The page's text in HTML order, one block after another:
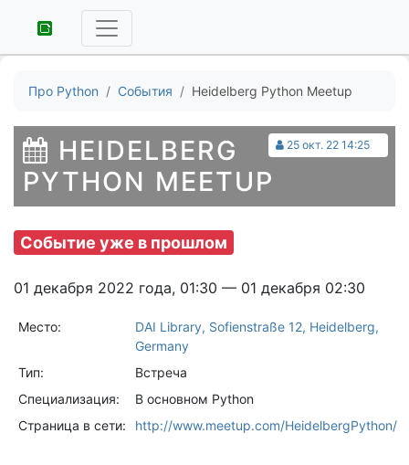
Про Python События Heidelberg Python Meetup
25 окт. 22 14:25
HEIDELBERG
PYTHON MEETUP
Событие уже в прошлом
01 декабря 2022 года, 01:30 — 01 декабря 02:30
Место:
DAI Library, Sofienstraße 12, Heidelberg,
Germany
Тип:
Встреча
Специализация:
В основном Python
Страница в сети:
http://www.meetup.com/HeidelbergPython/